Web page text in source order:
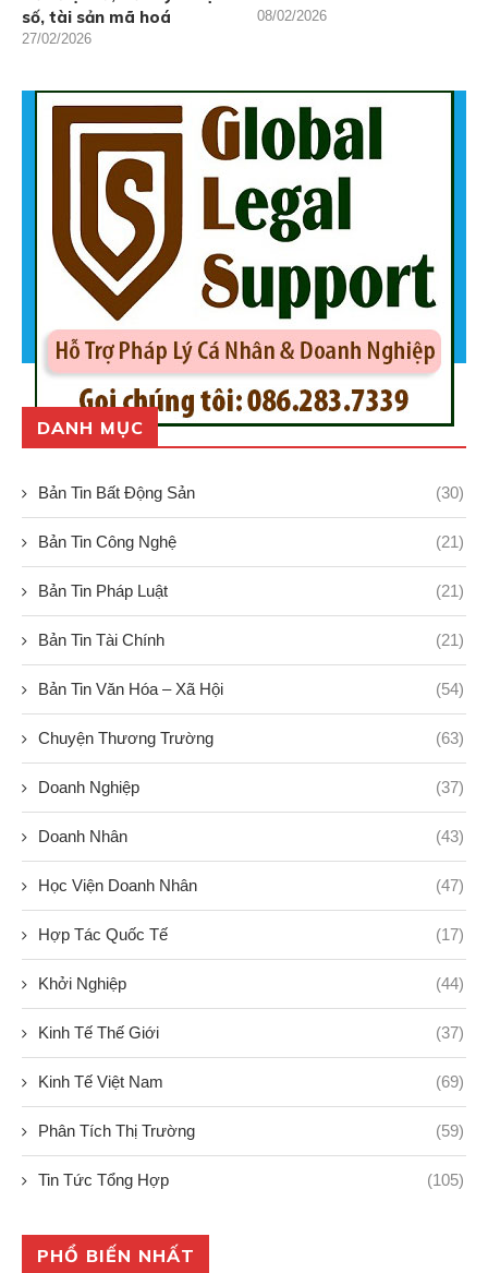
số, tài sản mã hoá
27/02/2026
08/02/2026
DANH MỤC
Bản Tin Bất Động Sản (30)
Bản Tin Công Nghệ (21)
Bản Tin Pháp Luật (21)
Bản Tin Tài Chính (21)
Bản Tin Văn Hóa – Xã Hội (54)
Chuyện Thương Trường (63)
Doanh Nghiệp (37)
Doanh Nhân (43)
Học Viện Doanh Nhân (47)
Hợp Tác Quốc Tế (17)
Khởi Nghiệp (44)
Kinh Tế Thế Giới (37)
Kinh Tế Việt Nam (69)
Phân Tích Thị Trường (59)
Tin Tức Tổng Hợp (105)
PHỔ BIẾN NHẤT